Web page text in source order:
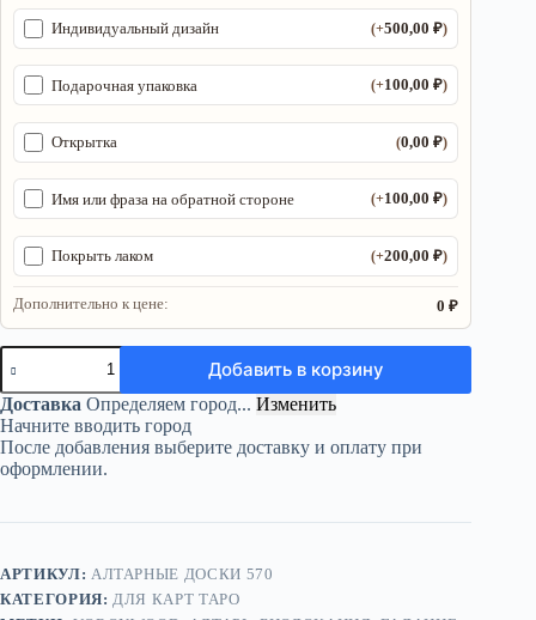
Индивидуальный дизайн (+500,00₽)
Подарочная упаковка (+100,00₽)
Открытка (0,00₽)
Имя или фраза на обратной стороне (+100,00₽)
Покрыть лаком (+200,00₽)
Дополнительно к цене: 0 ₽
Количество
товара
Алтарь
«Таро
пустая»
—
дерево
Добавить в корзину
Доставка Определяем город... Изменить
Начните вводить город
После добавления выберите доставку и оплату при
оформлении.
АРТИКУЛ: АЛТАРНЫЕ ДОСКИ 570
КАТЕГОРИЯ: ДЛЯ КАРТ ТАРО